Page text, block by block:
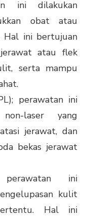
ini dilakukan
obat atau
ini bertujuan
atau flek
serta mampu
perawatan ini
laser yang
jerawat, dan
bekas jerawat
ini
kulit
Hal ini